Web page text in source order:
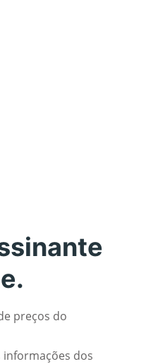
preços do
informações dos